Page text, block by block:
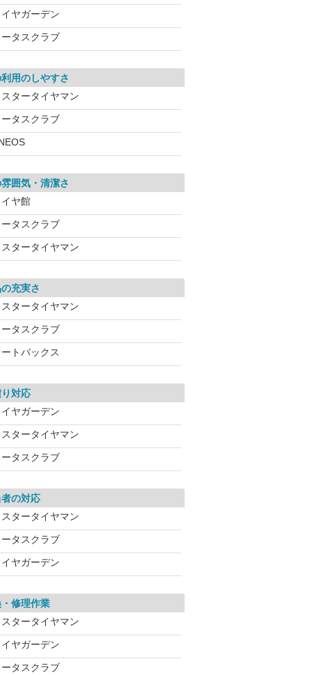
イヤガーデン
ータスクラブ
利用のしやすさ
スタータイヤマン
ータスクラブ
雰囲気・清潔さ
イヤ館
ータスクラブ
スタータイヤマン
充実さ
スタータイヤマン
ータスクラブ
ートバックス
り対応
イヤガーデン
スタータイヤマン
ータスクラブ
の対応
スタータイヤマン
ータスクラブ
イヤガーデン
修理作業
スタータイヤマン
イヤガーデン
ータスクラブ